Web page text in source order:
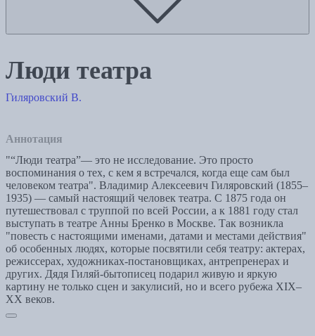
Люди театра
Гиляровский В.
Аннотация
"“Люди театра”— это не исследование. Это просто
воспоминания о тех, с кем я встречался, когда еще сам был
человеком театра". Владимир Алексеевич Гиляровский (1855–
1935) — самый настоящий человек театра. С 1875 года он
путешествовал с труппой по всей России, а к 1881 году стал
выступать в театре Анны Бренко в Москве. Так возникла
"повесть с настоящими именами, датами и местами действия"
об особенных людях, которые посвятили себя театру: актерах,
режиссерах, художниках-постановщиках, антрепренерах и
других. Дядя Гиляй-бытописец подарил живую и яркую
картину не только сцен и закулисий, но и всего рубежа XIX–
XX веков.